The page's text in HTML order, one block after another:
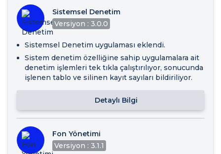
Sistemsel Denetim
Versiyon : 3.0.0
Sistemsel Denetim uygulaması eklendi.
Sistem denetim özelliğine sahip uygulamalara ait
denetim işlemleri tek tıkla çalıştırılıyor, sonucunda
işlenen tablo ve silinen kayıt sayıları bildiriliyor.
Detaylı Bilgi
Fon Yönetimi
Versiyon : 3.1.1